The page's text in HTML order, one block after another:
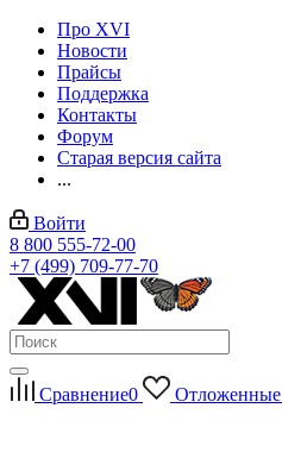
Про XVI
Новости
Прайсы
Поддержка
Контакты
Форум
Старая версия сайта
...
Войти
8 800 555-72-00
+7 (499) 709-77-70
Сравнение0 Отложенные